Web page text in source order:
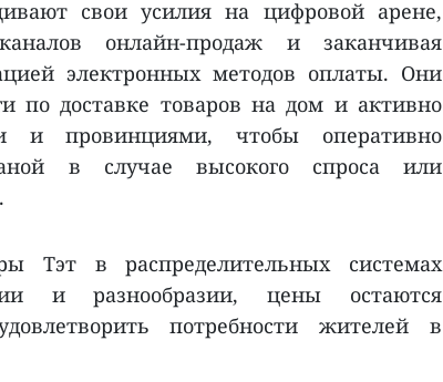
свои усилия на цифровой арене,
онлайн-продаж и заканчивая
электронных методов оплаты. Они
по доставке товаров на дом и активно
и провинциями, чтобы оперативно
в случае высокого спроса или
Tэт в распределительных системах
и разнообразии, цены остаются
потребности жителей в